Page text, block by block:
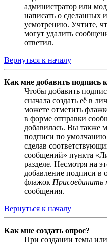
администратор или
написать о сделанных
усмотрению. Учтите,
могут удалить
ответил.
Вернуться к началу
Как мне добавить подпись
Чтобы добавить
сначала создать её в
можете отметить
в форме отправки
добавилась. Вы также
подписи по
сделав
сообщений» пункта
разделе. Несмотря на
добавление подписи в
флажок Присоединить
сообщения.
Вернуться к началу
Как мне создать опрос?
При создании темы